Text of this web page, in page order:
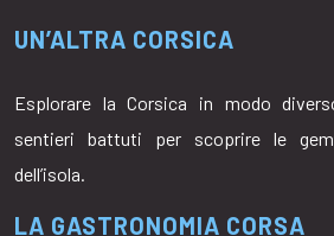
UN’ALTRA CORSICA
Esplorare la Corsica in modo
sentieri battuti per scoprire le
dell’isola.
LA GASTRONOMIA CORSA